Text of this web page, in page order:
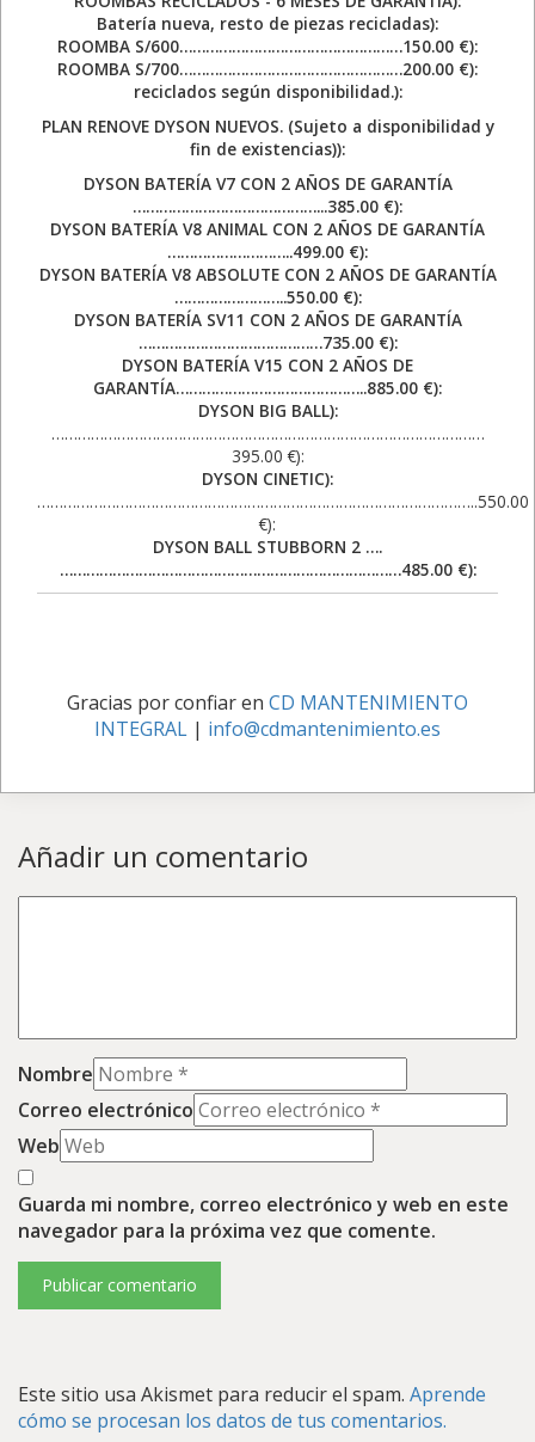
Batería nueva, resto de piezas recicladas):
ROOMBA S/600……………………………………………150.00 €):
ROOMBA S/700……………………………………………200.00 €):
reciclados según disponibilidad.):
PLAN RENOVE DYSON NUEVOS. (Sujeto a disponibilidad y
fin de existencias)):
DYSON BATERÍA V7 CON 2 AÑOS DE GARANTÍA
……………………………………...385.00 €):
DYSON BATERÍA V8 ANIMAL CON 2 AÑOS DE GARANTÍA
………………………..499.00 €):
DYSON BATERÍA V8 ABSOLUTE CON 2 AÑOS DE GARANTÍA
……………………..550.00 €):
DYSON BATERÍA SV11 CON 2 AÑOS DE GARANTÍA
……………………………………735.00 €):
DYSON BATERÍA V15 CON 2 AÑOS DE
GARANTÍA……………………………………..885.00 €):
DYSON BIG BALL):
………………………………………………………………………………………
395.00 €):
DYSON CINETIC):
………………………………………………………………………………………..550.00
€):
DYSON BALL STUBBORN 2 ….
……………………………………………………………………485.00 €):
Gracias por confiar en CD MANTENIMIENTO
INTEGRAL | info@cdmantenimiento.es
Añadir un comentario
Nombre
Correo electrónico
Web
Guarda mi nombre, correo electrónico y web en este
navegador para la próxima vez que comente.
Este sitio usa Akismet para reducir el spam. Aprende
cómo se procesan los datos de tus comentarios.